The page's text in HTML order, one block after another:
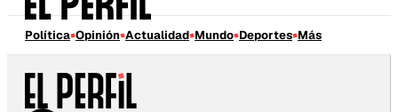
Política Opinión Actualidad Mundo Deportes Más